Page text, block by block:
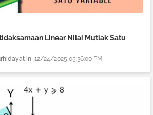
Linear Nilai Mutlak Satu
12/24/2025 05:36:00 PM